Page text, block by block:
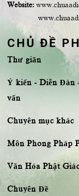
Website:
CHỦ ĐỀ
Thư giãn
Ý kiến - Diễn Đàn
vấn
Chuyên mục khác
Môn Phong Pháp
Văn Hóa Phật
Chuyên Đề